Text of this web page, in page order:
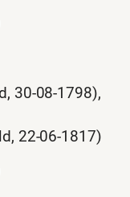
30-08-1798),
22-06-1817)